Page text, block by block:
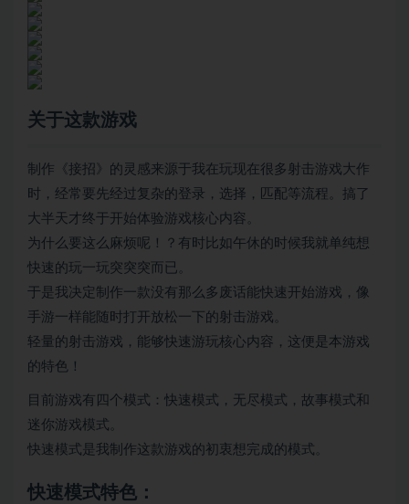
关于这款游戏
制作《接招》的灵感来源于我在玩现在很多射击游戏大作
时，经常要先经过复杂的登录，选择，匹配等流程。搞了
大半天才终于开始体验游戏核心内容。
为什么要这么麻烦呢！？有时比如午休的时候我就单纯想
快速的玩一玩突突突而已。
于是我决定制作一款没有那么多废话能快速开始游戏，像
手游一样能随时打开放松一下的射击游戏。
轻量的射击游戏，能够快速游玩核心内容，这便是本游戏
的特色！
目前游戏有四个模式：快速模式，无尽模式，故事模式和
迷你游戏模式。
快速模式是我制作这款游戏的初衷想完成的模式。
快速模式特色：